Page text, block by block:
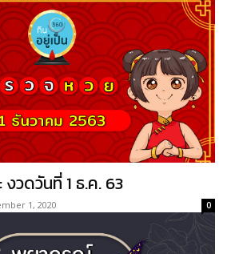
วดวันที่ 1 ธ.ค. 63
1, 2020 0